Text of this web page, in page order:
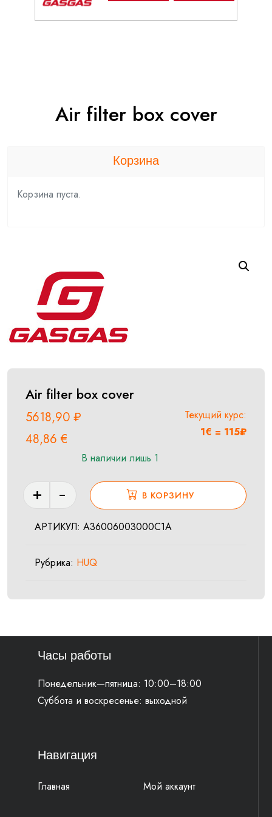
Air filter box cover
Air filter box cover
5618,90 ₽
48,86€
Текущий курс:
1€ = 115₽
В наличии лишь 1
Количество
товара
Air
box
В КОРЗИНУ
АРТИКУЛ: A36006003000C1A
Рубрика: HUQ
Корзина
Корзина пуста.
Часы работы
Понедельник—пятница: 10:00–18:00
Суббота и воскресенье: выходной
Навигация
Главная Мой аккаунт